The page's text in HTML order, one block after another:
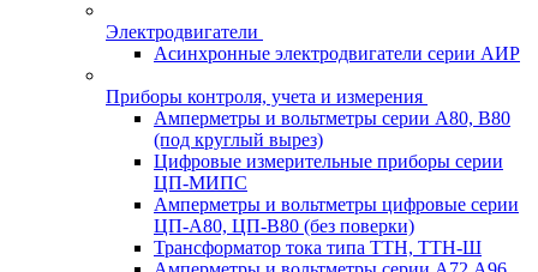
Электродвигатели
Асинхронные электродвигатели серии АИР
Приборы контроля, учета и измерения
Амперметры и вольтметры серии А80, В80
(под круглый вырез)
Цифровые измерительные приборы серии
ЦП-МИПС
Амперметры и вольтметры цифровые серии
ЦП-А80, ЦП-В80 (без поверки)
Трансформатор тока типа ТТН, ТТН-Ш